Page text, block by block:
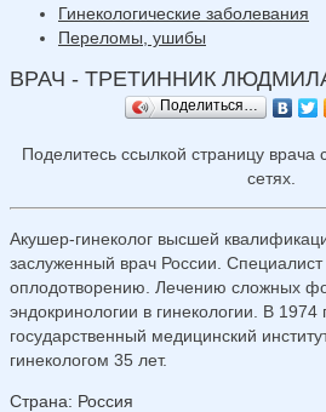
Гинекологические заболевания
Переломы, ушибы
ВРАЧ - ТРЕТИННИК
Поделиться…
Поделитесь ссылкой страницу врача
сетях.
Акушер-гинеколог высшей
заслуженный врач России.
оплодотворению. Лечению сложных
эндокринологии в гинекологии. В 1974
государственный медицинский
гинекологом 35 лет.
Страна: Россия